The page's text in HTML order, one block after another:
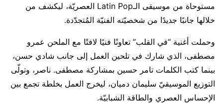
مستوحاة من موسيقى الـLatin Pop العصريّة، ليكشف من
خلالها جانبًا جديدًا من شخصيّته الفنيّة المُتجدّدة.
وحملت أغنية “في القلب” تعاونًا فنيًا لافتًا مع الملحن عمرو
مصطفى، الذي شارك في تلحين العمل إلى جانب شادي حسن،
بينما كتب الكلمات تامر حسين بمشاركة مصطفى. ناصر، وتولّى
التوزيع الموسيقيّ سليمان دميان، ليخرج العمل بخلطة تجمع بين
الإحساس العصري والطاقة الشبابيّة.